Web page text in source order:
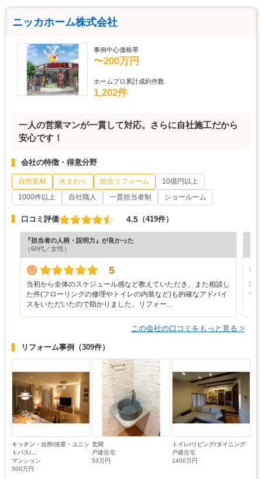
ニッカホーム株式会社
事例中心価格帯
〜200万円
ホームプロ累計成約件数
1,202件
一人の営業マンが一貫して対応。さらに自社施工だから
安心です！
会社の特徴・得意分野
自然素材 水まわり 総合リフォーム
10億円以上
1000件以上
自社職人 一貫担当者制 ショールーム
口コミ評価 4.5 （419件）
『担当者の人柄・説明力』が良かった
（60代／女性）
5
当初から全体のスケジュール感など教えていただき、また相談し
た件(フローリングの修理やトイレの内装など)も的確なアドバイ
スをいただいたので助かりました。リフォー…
非
て
この会社の口コミをもっと見る >
リフォーム事例 （309件）
キッチン・台所/浴室・ユニッ
トバス/...
マンション
500万円
玄関
戸建住宅
53万円
トイレ/リビング/ダイニング
戸建住宅
1400万円